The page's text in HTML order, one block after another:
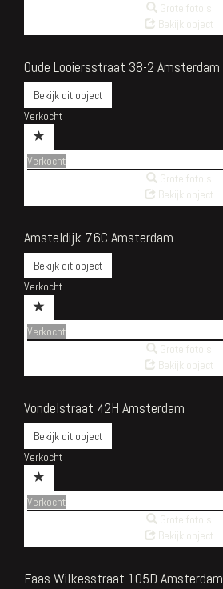
Grote foto's
Bekijk object
Oude Looiersstraat 38-2 Amsterdam
Bekijk dit object
Verkocht
Verkocht
Grote foto's
Bekijk object
Amsteldijk 76C Amsterdam
Bekijk dit object
Verkocht
Verkocht
Grote foto's
Bekijk object
Vondelstraat 42H Amsterdam
Bekijk dit object
Verkocht
Verkocht
Grote foto's
Bekijk object
Faas Wilkesstraat 105D Amsterdam